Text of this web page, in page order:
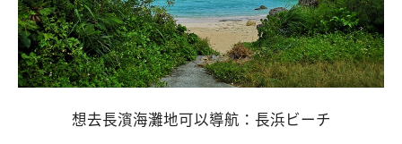
想去長濱海灘地可以導航：長浜ビーチ